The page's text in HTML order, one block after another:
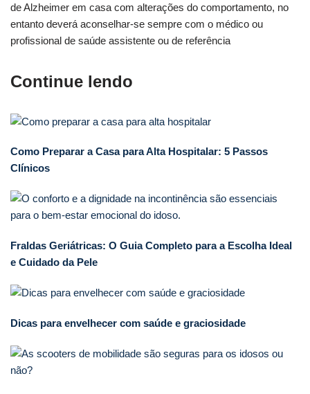
de Alzheimer em casa com alterações do comportamento, no
entanto deverá aconselhar-se sempre com o médico ou
profissional de saúde assistente ou de referência
Continue lendo
Como Preparar a Casa para Alta Hospitalar: 5 Passos
Clínicos
Fraldas Geriátricas: O Guia Completo para a Escolha Ideal
e Cuidado da Pele
Dicas para envelhecer com saúde e graciosidade